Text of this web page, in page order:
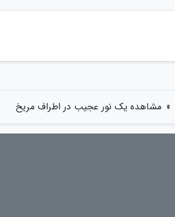
» مشاهده یک نور عجیب در اطراف مریخ